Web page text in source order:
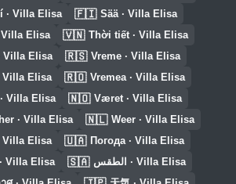
· Villa Elisa 🇫🇮 Sää · Villa Elisa
Villa Elisa 🇻🇳 Thời tiết · Villa Elisa
Villa Elisa 🇷🇸 Vreme · Villa Elisa
Villa Elisa 🇷🇴 Vremea · Villa Elisa
Villa Elisa 🇳🇴 Været · Villa Elisa
· Villa Elisa 🇳🇱 Weer · Villa Elisa
Villa Elisa 🇺🇦 Погода · Villa Elisa
Villa Elisa 🇸🇦 الطقس · Villa Elisa